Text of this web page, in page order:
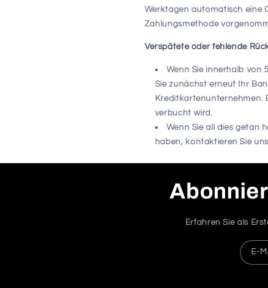
Werktagen automatisch eine
Zahlungsmethode
Verspätete oder fehlende
Wenn Sie innerhalb von
Sie zunächst erneut Ihr
Kreditkartenunternehmen.
verbucht wird.
Wenn Sie all dies getan
haben, kontaktieren Sie
Erfahren Sie als
E-